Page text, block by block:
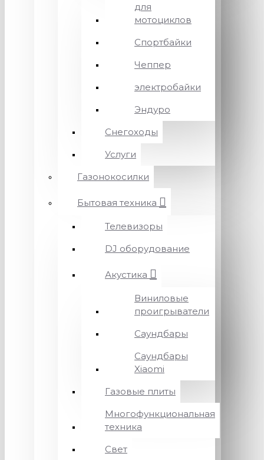
для
мотоциклов
Спортбайки
Чеппер
электробайки
Эндуро
Снегоходы
Услуги
Газонокосилки
Бытовая техника
Телевизоры
DJ оборудование
Акустика
Виниловые
проигрыватели
Саундбары
Саундбары
Xiaomi
Газовые плиты
Многофункциональная
техника
Свет